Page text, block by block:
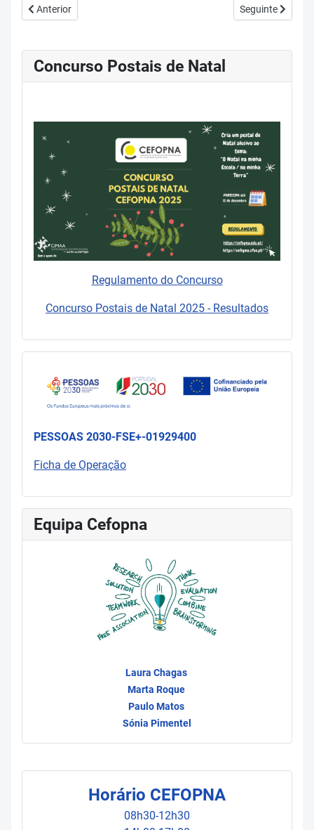
Horário CEFOPNA
08h30-12h30
Artigo anterior: PNPSE - A Ação Estratégica das 50 Escolas..
Anterior Artigo seguinte:
Seguinte
Concurso Postais de Natal
Regulamento do Concurso
Concurso Postais de Natal 2025 - Resultados
PESSOAS 2030-FSE+-01929400
Ficha de Operação
Equipa Cefopna
Laura Chagas
Marta Roque
Paulo Matos
Sónia Pimentel